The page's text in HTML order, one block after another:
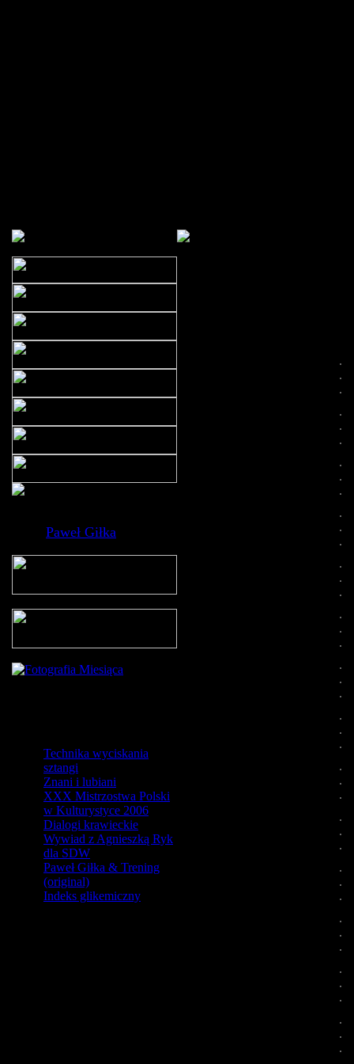
Paweł Giłka
Technika wyciskania
sztangi
Znani i lubiani
XXX Mistrzostwa Polski
w Kulturystyce 2006
Dialogi krawieckie
Wywiad z Agnieszką Ryk
dla SDW
Paweł Giłka & Trening
(original)
Indeks glikemiczny